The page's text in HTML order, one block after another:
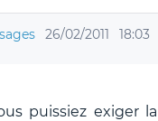
26/02/2011 18:03
puissiez exiger la